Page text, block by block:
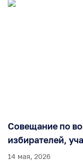
Совещание по
избирателей,
14 мая, 2026